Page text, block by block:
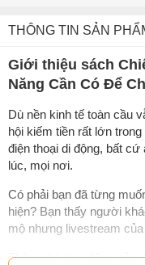
THÔNG TIN SẢN
Giới thiệu sách
Năng Cần Có Để
Dù nền kinh tế toàn cầu
hội kiếm tiền rất lớn
điện thoại di động, bất
lúc, mọi nơi.
Có phải bạn đã từng
hiện? Bạn thấy người
mộ nhưng livestream
Thậm chí, bạn dũng